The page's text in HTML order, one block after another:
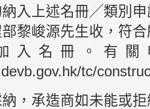
納入上述名冊╱類別
黎峻源先生收，符
入名冊。有
tc/
，承造商如未能或